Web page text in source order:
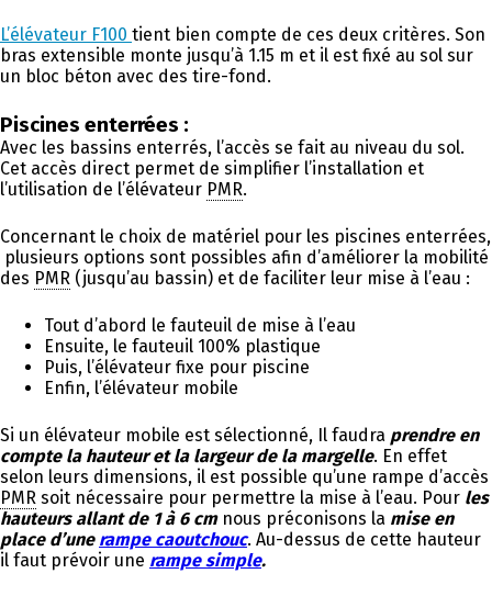
L’élévateur F100 tient bien compte de ces deux critères. Son
bras extensible monte jusqu’à 1.15 m et il est fixé au sol sur
un bloc béton avec des tire-fond.
Piscines enterrées :
Avec les bassins enterrés, l’accès se fait au niveau du sol.
Cet accès direct permet de simplifier l’installation et
l’utilisation de l’élévateur PMR.
Concernant le choix de matériel pour les piscines enterrées,
plusieurs options sont possibles afin d’améliorer la mobilité
des PMR (jusqu’au bassin) et de faciliter leur mise à l’eau :
Tout d’abord le fauteuil de mise à l’eau
Ensuite, le fauteuil 100% plastique
Puis, l’élévateur fixe pour piscine
Enfin, l’élévateur mobile
Si un élévateur mobile est sélectionné, Il faudra prendre en
compte la hauteur et la largeur de la margelle. En effet
selon leurs dimensions, il est possible qu’une rampe d’accès
PMR soit nécessaire pour permettre la mise à l’eau. Pour les
hauteurs allant de 1 à 6 cmnous préconisons la mise en
place d’une rampe caoutchouc. Au-dessus de cette hauteur
il faut prévoir une rampe simple.